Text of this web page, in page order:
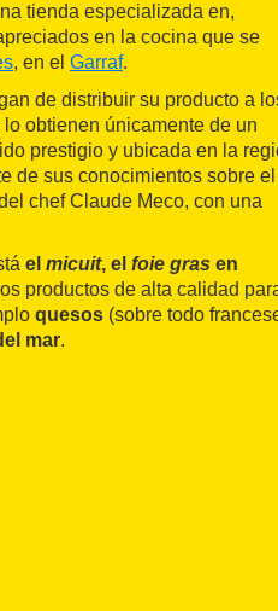
tienda especializada en,
en la cocina que se
, en el Garraf.
de distribuir su producto a
lo obtienen únicamente de un
prestigio y ubicada en la
de sus conocimientos sobre el
chef Claude Meco, con una
el micuit, el foie gras en
productos de alta calidad
quesos (sobre todo
mar.